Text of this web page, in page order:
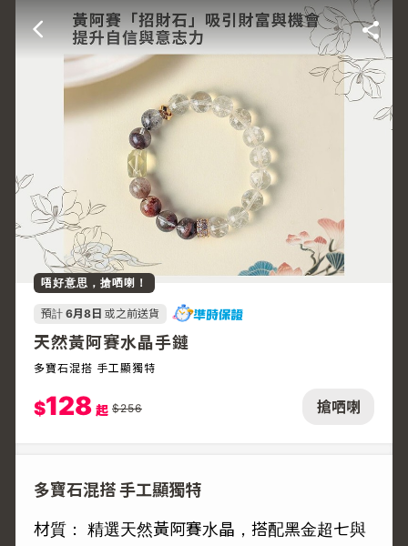
搶哂喇
唔好意思，搶哂喇！
預計 6月8日 或之前送貨
天然黃阿賽水晶手鏈
多寶石混搭 手工顯獨特
$128 起 $256
多寶石混搭 手工顯獨特
材質： 精選天然黃阿賽水晶，搭配黑金超七與